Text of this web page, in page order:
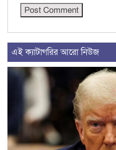
এই ক্যাটাগরির আরো নিউজ